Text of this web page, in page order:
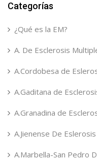
Categorías
¿Qué es la EM?
A. De Esclerosis
A.Cordobesa de
A.Gaditana de
A.Granadina de
A.Jienense De
A.Marbella-San Pedro